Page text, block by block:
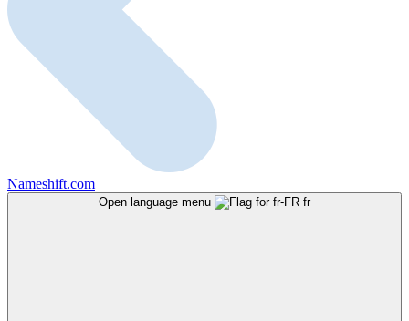
Nameshift.com
Open language menu fr